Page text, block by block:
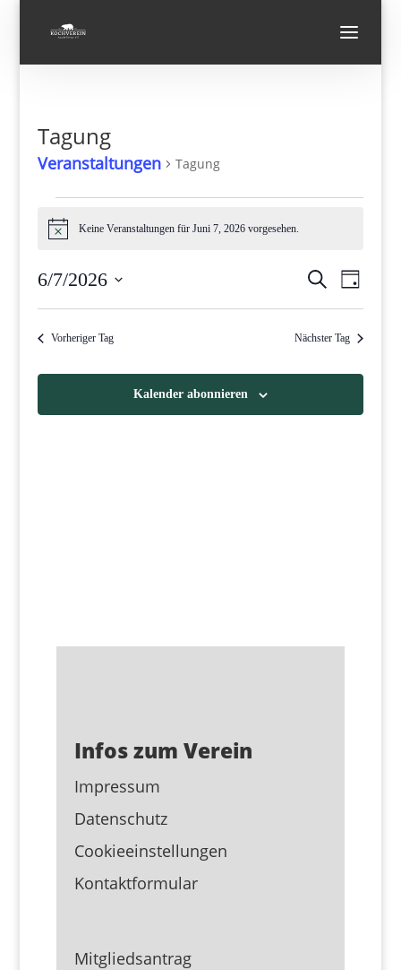
Tagung
Veranstaltungen Tagung
Veranstaltungen
für
7,
2026
HinweisKeine Veranstaltungen für Juni 7, 2026 vorgesehen.
Suche
und
SucheTag
6/7/2026
Datum
wählen.
Vorheriger Tag Nächster Tag
Kalender abonnieren
Infos zum Verein
Impressum
Datenschutz
Cookieeinstellungen
Kontaktformular
Mitgliedsantrag